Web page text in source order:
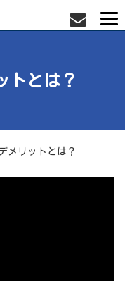
トとは？
メリットとは？